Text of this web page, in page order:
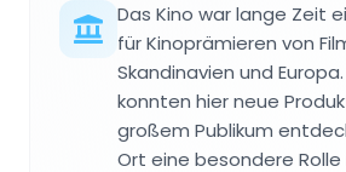
Das Kino war lange Zeit
für Kinoprämieren von
Skandinavien und
konnten hier neue
großem Publikum
Ort eine besondere